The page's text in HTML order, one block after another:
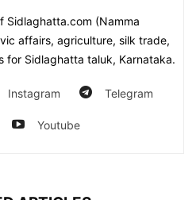
Sidlaghatta.com (Namma
affairs, agriculture, silk trade,
for Sidlaghatta taluk, Karnataka.
Instagram Telegram
Youtube